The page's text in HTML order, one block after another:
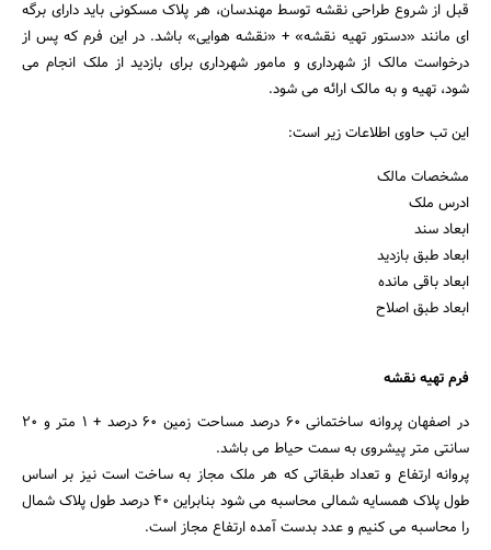
قبل از شروع طراحی نقشه توسط مهندسان، هر پلاک مسکونی باید دارای برگه
ای مانند «دستور تهیه نقشه» + «نقشه هوایی» باشد. در این فرم که پس از
درخواست مالک از شهرداری و مامور شهرداری برای بازدید از ملک انجام می
شود، تهیه و به مالک ارائه می شود.
این تب حاوی اطلاعات زیر است:
مشخصات مالک
ادرس ملک
ابعاد سند
ابعاد طبق بازدید
ابعاد باقی مانده
ابعاد طبق اصلاح
فرم تهیه نقشه
در اصفهان پروانه ساختمانی 60 درصد مساحت زمین 60 درصد + 1 متر و 20
سانتی متر پیشروی به سمت حیاط می باشد.
پروانه ارتفاع و تعداد طبقاتی که هر ملک مجاز به ساخت است نیز بر اساس
طول پلاک همسایه شمالی محاسبه می شود بنابراین 40 درصد طول پلاک شمال
را محاسبه می کنیم و عدد بدست آمده ارتفاع مجاز است.